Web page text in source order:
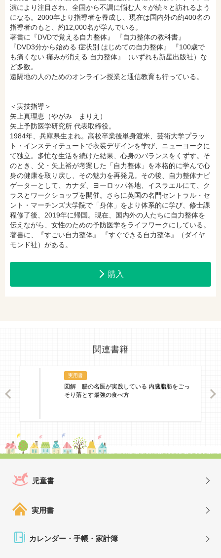
演により注目され、全国から不調に悩む人々が続々と訪れるよう
になる。2000年より指導者を養成し、現在は国内外の約400名の
指導者のもと、約12,000名が学んでいる。
著書に『DVDで覚える自力整体』 『自力整体の教科書』
『DVD3分から始める 症状別 はじめての自力整体』 『100歳で
も痛くない 痛みが消える 自力整体』（いずれも新星出版社）な
ど多数。
遠隔地の人のためのオンライン授業と通信教育も行っている。
＜実技指導＞
矢上真理恵（やがみ まりえ）
矢上予防医学研究所 代表取締役。
1984年、兵庫県生まれ。高校卒業後単身渡米、芸術大学プラッ
ト・インスティテュートで衣装デザインを学び、ニューヨークに
て独立。多忙な生活を続けた結果、心身のバランスをくずす。そ
のとき、父・矢上裕が考案した「自力整体」を本格的に学んで心
身の健康を取り戻し、その魅力を再発見。その後、自力整体ナビ
ゲーターとして、カナダ、ヨーロッパ各地、イスラエルにて、ク
ラスとワークショップを開催。さらに英国の名門セントラル・セ
ント・マーチンズ大学院で「身体」をより体系的に学び、修士課
程修了後、2019年に帰国。現在、国内外の人たちに自力整体を
伝えながら、女性のための予防医学をライフワークにしている。
著書に、『すごい自力整体』 『すぐできる自力整体』（ダイヤ
モンド社）がある。
購入
関連書籍
実用書
図解 腸の名医が実践している 内臓脂肪をごっ
そり落とす最強の食べ方
児童書
実用書
カレンダー・手帳・家計簿